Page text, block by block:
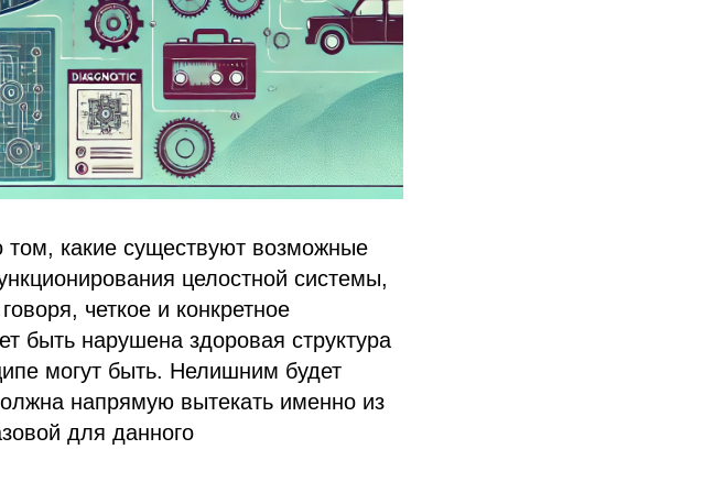
том, какие существуют возможные
целостной системы,
четкое и конкретное
быть нарушена здоровая структура
могут быть. Нелишним будет
напрямую вытекать именно из
для данного